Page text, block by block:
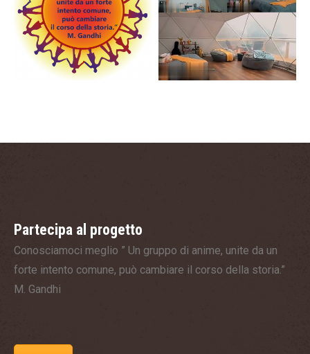
Partecipa al progetto
Conosciamoci meglio ” Un gruppo di anime, unite da un
forte intento comune, può cambiare il corso della storia.”
M. Gandhi